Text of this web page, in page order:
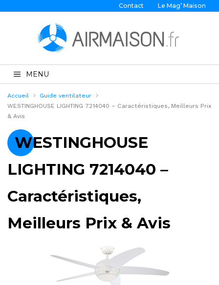
Contact Le Mag’ Maison
MENU
Accueil
Guide ventilateur
WESTINGHOUSE LIGHTING 7214040 – Caractéristiques, Meilleurs Prix
& Avis
WESTINGHOUSE
LIGHTING 7214040 –
Caractéristiques,
Meilleurs Prix & Avis